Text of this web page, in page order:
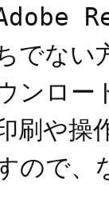
でない
ンロー
刷や操
ので、